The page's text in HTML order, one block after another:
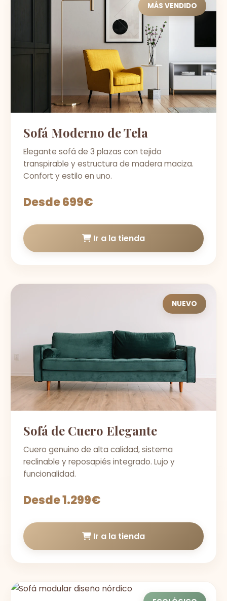
MÁS VENDIDO
Sofá Moderno de Tela
Elegante sofá de 3 plazas con tejido
transpirable y estructura de madera maciza.
Confort y estilo en uno.
Desde 699€
Ir a la tienda
NUEVO
Sofá de Cuero Elegante
Cuero genuino de alta calidad, sistema
reclinable y reposapiés integrado. Lujo y
funcionalidad.
Desde 1.299€
Ir a la tienda